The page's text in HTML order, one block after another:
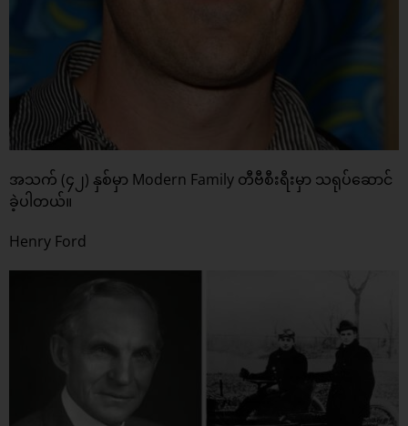
အသက် (၄၂) နှစ်မှာ Modern Family တီဗီစီးရီးမှာ သရုပ်ဆောင်
ခဲ့ပါတယ်။
Henry Ford